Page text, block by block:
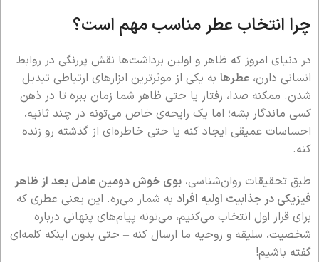
چرا انتخاب عطر مناسب مهم است؟
در دنیای امروز که ظاهر و اولین برداشت‌ها نقش پررنگی در روابط
انسانی دارن، عطرها به یکی از موثرترین ابزارهای ارتباطی تبدیل
شدن. ممکنه صدا، رفتار یا حتی ظاهر شما زمان ببره تا در ذهن
کسی ماندگار بشه؛ اما یک رایحه‌ی خاص می‌تونه در چند ثانیه،
احساسات عمیقی ایجاد کنه یا حتی خاطر‌ه‌ای از گذشته رو زنده
کنه.
طبق تحقیقات روان‌شناسی، بوی خوش دومین عامل بعد از ظاهر
فیزیکی در جذابیت اولیه افراد به شمار می‌ره. این یعنی عطری که
برای قرار اول انتخاب می‌کنیم، می‌تونه پیام‌های پنهانی درباره
شخصیت، سلیقه و روحیه ما ارسال کنه – حتی بدون اینکه کلمه‌ای
گفته باشیم!